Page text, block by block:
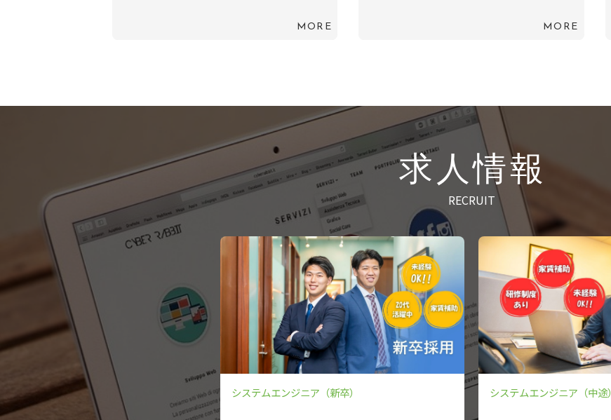
MORE MORE
求人情報
RECRUIT
システムエンジニア（新卒） システムエンジニア（中途）